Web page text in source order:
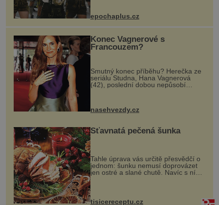
návštěvníků, kteří si vychutnávají
kultur...
epochaplus.cz
Konec Vagnerové s
Francouzem?
Smutný konec příběhu? Herečka ze
seriálu Studna, Hana Vagnerová
(42), poslední dobou nepůsobí
nasehvezdy.cz
Šťavnatá pečená šunka
Tahle úprava vás určitě přesvědčí o
jednom: šunku nemusí doprovázet
jen ostré a slané chutě. Navíc s ní
nakrmíte poměrně hodně hladových
krků. Ingredience sádlo 3 kg šunky
vcelku 3 stroužky česneku hl...
tisicereceptu.cz